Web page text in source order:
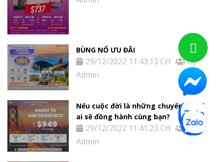
BÙNG NỔ ƯU ĐÃI
29/12/2022 11:43:13 CH
By
Admin
Nếu cuộc đời là những chuyến đi, thì
ai sẽ đồng hành cùng bạn?
29/12/2022 11:41:23 CH
By
Admin